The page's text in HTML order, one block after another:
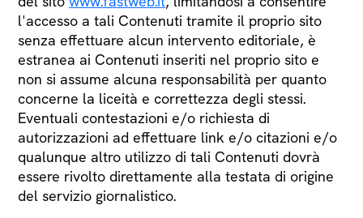
l'accesso a tali Contenuti tramite il proprio sito
senza effettuare alcun intervento editoriale, è
estranea ai Contenuti inseriti nel proprio sito e
non si assume alcuna responsabilità per quanto
concerne la liceità e correttezza degli stessi.
Eventuali contestazioni e/o richiesta di
autorizzazioni ad effettuare link e/o citazioni e/o
qualunque altro utilizzo di tali Contenuti dovrà
essere rivolto direttamente alla testata di origine
del servizio giornalistico.